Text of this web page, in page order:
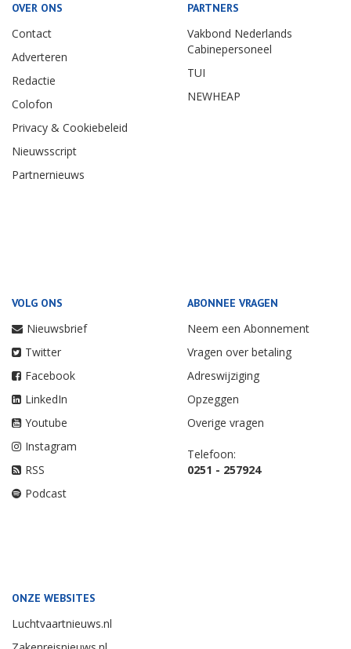
OVER ONS
Contact
Adverteren
Redactie
Colofon
Privacy & Cookiebeleid
Nieuwsscript
Partnernieuws
PARTNERS
Vakbond Nederlands
Cabinepersoneel
TUI
NEWHEAP
VOLG ONS
Nieuwsbrief
Twitter
Facebook
LinkedIn
Youtube
Instagram
RSS
Podcast
ABONNEE VRAGEN
Neem een Abonnement
Vragen over betaling
Adreswijziging
Opzeggen
Overige vragen
Telefoon:
0251 - 257924
ONZE WEBSITES
Luchtvaartnieuws.nl